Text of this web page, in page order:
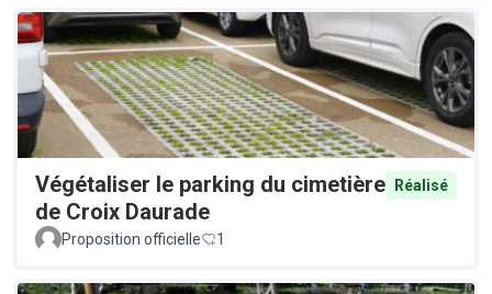
Végétaliser le parking du cimetière
de Croix Daurade
Réalisé
Proposition officielle 1